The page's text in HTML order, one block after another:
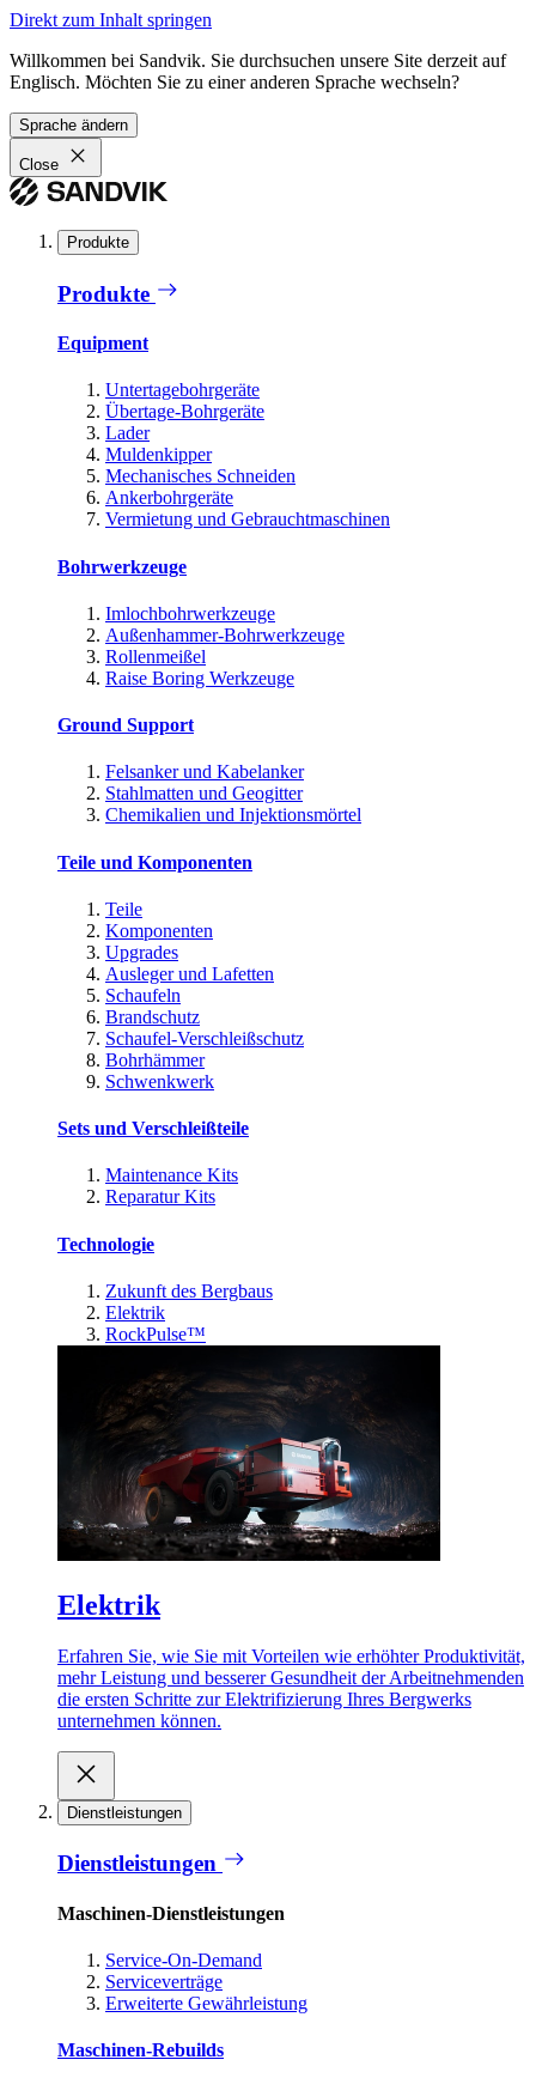
Direkt zum Inhalt springen
Willkommen bei Sandvik. Sie durchsuchen unsere Site derzeit auf
Englisch. Möchten Sie zu einer anderen Sprache wechseln?
Sprache ändern
Close
Produkte
Produkte
Equipment
Untertagebohrgeräte
Übertage-Bohrgeräte
Lader
Muldenkipper
Mechanisches Schneiden
Ankerbohrgeräte
Vermietung und Gebrauchtmaschinen
Bohrwerkzeuge
Imlochbohrwerkzeuge
Außenhammer-Bohrwerkzeuge
Rollenmeißel
Raise Boring Werkzeuge
Ground Support
Felsanker und Kabelanker
Stahlmatten und Geogitter
Chemikalien und Injektionsmörtel
Teile und Komponenten
Teile
Komponenten
Upgrades
Ausleger und Lafetten
Schaufeln
Brandschutz
Schaufel-Verschleißschutz
Bohrhämmer
Schwenkwerk
Sets und Verschleißteile
Maintenance Kits
Reparatur Kits
Technologie
Zukunft des Bergbaus
Elektrik
RockPulse™
Elektrik
Erfahren Sie, wie Sie mit Vorteilen wie erhöhter Produktivität,
mehr Leistung und besserer Gesundheit der Arbeitnehmenden
die ersten Schritte zur Elektrifizierung Ihres Bergwerks
unternehmen können.
Dienstleistungen
Dienstleistungen
Maschinen-Dienstleistungen
Service-On-Demand
Serviceverträge
Erweiterte Gewährleistung
Maschinen-Rebuilds